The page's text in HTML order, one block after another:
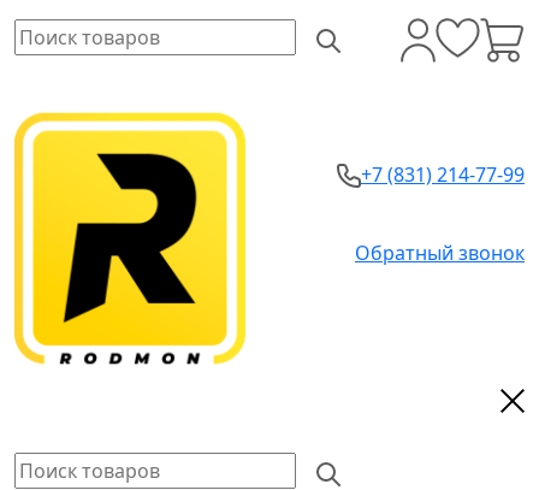
+7 (831) 214-77-99
Обратный звонок